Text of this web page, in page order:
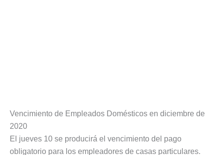
Vencimiento de Empleados Domésticos en diciembre de
2020
El jueves 10 se producirá el vencimiento del pago
obligatorio para los empleadores de casas particulares.